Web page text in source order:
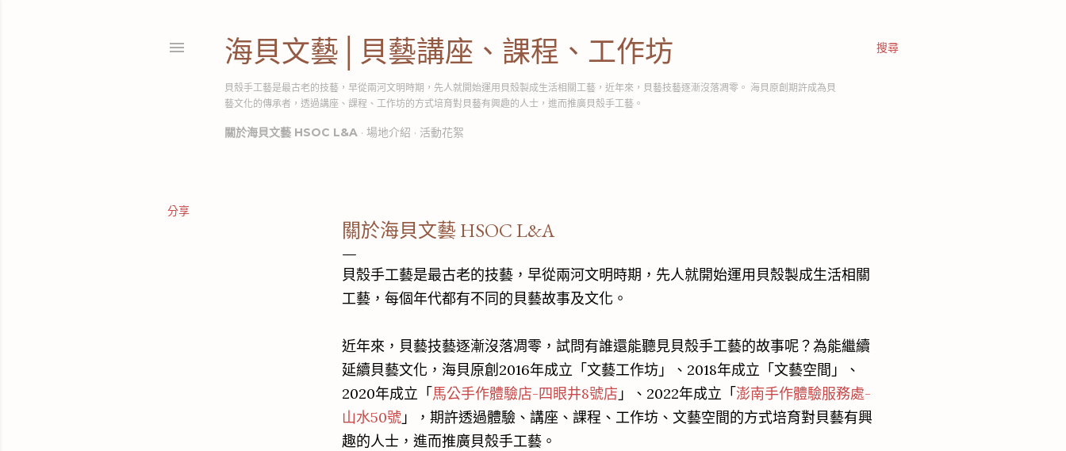
搜尋
海貝文藝│貝藝講座、課程、工作坊
貝殼手工藝是最古老的技藝，早從兩河文明時期，先人就開始運用貝殼製成生活相關工藝，近年來，貝藝技藝逐漸沒落凋零。 海貝原創期許成為貝
藝文化的傳承者，透過講座、課程、工作坊的方式培育對貝藝有興趣的人士，進而推廣貝殼手工藝。
關於海貝文藝 HSOC L&A 場地介紹 活動花絮
分享
關於海貝文藝 HSOC L&A
貝殼手工藝是最古老的技藝，早從兩河文明時期，先人就開始運用貝殼製成生活相關
工藝，每個年代都有不同的貝藝故事及文化。
近年來，貝藝技藝逐漸沒落凋零，試問有誰還能聽見貝殼手工藝的故事呢？為能繼續
延續貝藝文化，海貝原創2016年成立「文藝工作坊」、2018年成立「文藝空間」、
2020年成立「馬公手作體驗店-四眼井8號店 」、2022年成立「澎南手作體驗服務處-
山水50號 」，期許透過體驗、講座、課程、工作坊、文藝空間的方式培育對貝藝有興
趣的人士，進而推廣貝殼手工藝。